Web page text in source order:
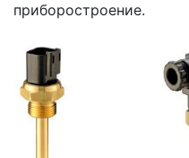
приборостроение.